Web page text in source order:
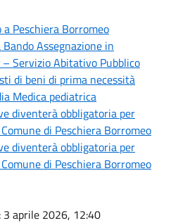
Peschiera Borromeo
Assegnazione in
– Servizio Abitativo Pubblico
di beni di prima necessità
Medica pediatrica
diventerà obbligatoria per
di Peschiera Borromeo
diventerà obbligatoria per
di Peschiera Borromeo
: 3 aprile 2026, 12:40